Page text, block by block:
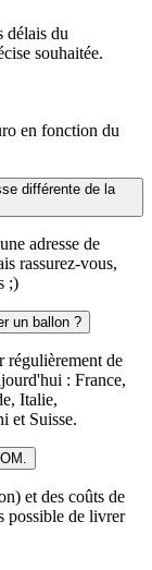
délais du
souhaitée.
en fonction du
différente de la
adresse de
rassurez-vous,
;)
un ballon ?
régulièrement de
: France,
Italie,
et Suisse.
et des coûts de
possible de livrer